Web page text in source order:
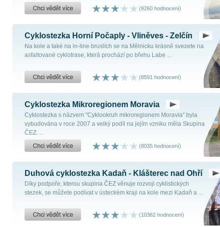
(9260 hodnocení)
Cyklostezka Horní Počaply - Vliněves - Zelčín
Na kole a také na in-line bruslích se na Mělnicku krásně svezete na
asfaltované cyklotrase, která prochází po břehu Labe ...
(8591 hodnocení)
Cyklostezka Mikroregionem Moravia
Cyklostezka s názvem "Cyklookruh mikroregionem Moravia" byla
vybudována v roce 2007 a velký podíl na jejím vzniku měla Skupina
ČEZ. ...
(8035 hodnocení)
Duhová cyklostezka Kadaň - Klášterec nad Ohří
Díky podpoře, kterou skupina ČEZ věnuje rozvoji cyklistických
stezek, se můžete podívat v ústeckém kraji na kole mezi Kadaň a ...
(10362 hodnocení)